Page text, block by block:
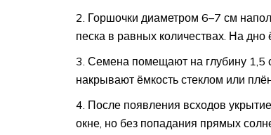
Горшочки диаметром 6–7 см
песка в равных количествах. На дно
Семена помещают на глубину 1,5
накрывают ёмкость стеклом или
После появления всходов
окне, но без попадания прямых